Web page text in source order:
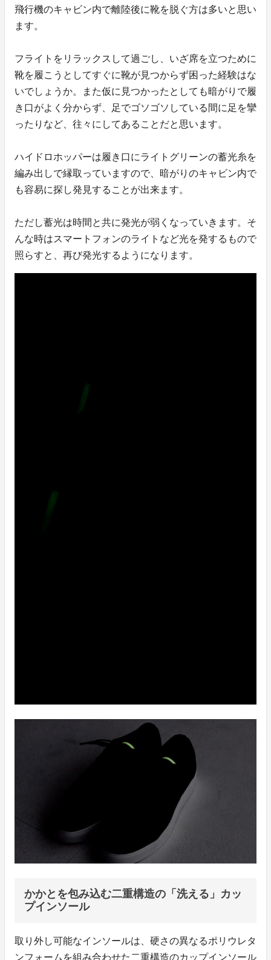
飛行機のキャビン内で離陸後に靴を脱ぐ方は多いと思い
ます。
フライトをリラックスして過ごし、いざ席を立つために
靴を履こうとしてすぐに靴が見つからず困った経験はな
いでしょうか。また仮に見つかったとしても暗がりで履
き口がよく分からず、足でゴソゴソしている間に足を攣
ったりなど、往々にしてあることだと思います。
ハイドロホッパーは履き口にライトグリーンの蓄光糸を
編み出しで縁取っていますので、暗がりのキャビン内で
も容易に探し発見することが出来ます。
ただし蓄光は時間と共に発光が弱くなっていきます。そ
んな時はスマートフォンのライトなど光を発するもので
照らすと、再び発光するようになります。
かかとを包み込む二重構造の「洗える」カッ
プインソール
取り外し可能なインソールは、硬さの異なるポリウレタ
ンフォームを組み合わせた二重構造のカップインソール